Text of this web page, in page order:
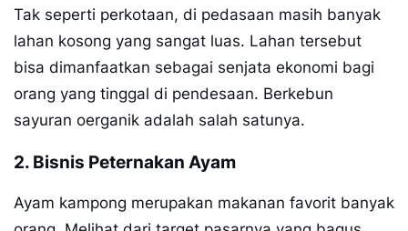
Tak seperti perkotaan, di pedasaan masih banyak
lahan kosong yang sangat luas. Lahan tersebut
bisa dimanfaatkan sebagai senjata ekonomi bagi
orang yang tinggal di pendesaan. Berkebun
sayuran oerganik adalah salah satunya.
2. Bisnis Peternakan Ayam
Ayam kampong merupakan makanan favorit banyak